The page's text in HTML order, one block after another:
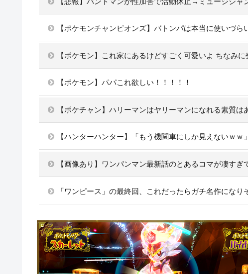
【ポケモンチャンピオンズ】バトンパは本当に使いづ
【ポケモン】これ家にあるけどすごく可愛いよ ちなみに
【ポケモン】パパこれ欲しい！！！！！
【ポケチャン】ハリーマンはヤリーマンになれる素質は
【ハンターハンター】「もう機関車にしか見えないｗ
【画像あり】ワンパンマン最新話のとあるコマが凄す
「ワンピース」の最終回、これだったらガチ名作になり